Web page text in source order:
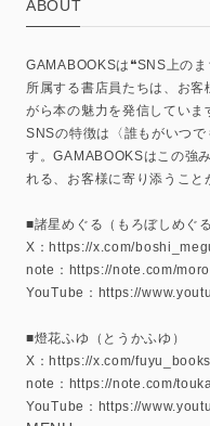
ABOUT
GAMABOOKSは❝SNS上の
所属する書店員たちは、お
がら本の魅力を発信していま
SNSの特徴は〈誰もがいつ
す。GAMABOOKSはこの強
れる、お客様に寄り添うこと
■諸星めぐる（もろぼしめぐる
X：https://x.com/
note：https://note.com/
YouTube：https://
■燈花ふゆ（とうかふゆ）
X：https://x.com/fuyu_books
note：https://note.com/
YouTube：https://